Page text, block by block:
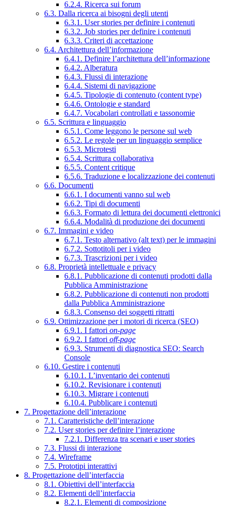
6.2.4. Ricerca sui forum
6.3. Dalla ricerca ai bisogni degli utenti
6.3.1. User stories per definire i contenuti
6.3.2. Job stories per definire i contenuti
6.3.3. Criteri di accettazione
6.4. Architettura dell’informazione
6.4.1. Definire l’architettura dell’informazione
6.4.2. Alberatura
6.4.3. Flussi di interazione
6.4.4. Sistemi di navigazione
6.4.5. Tipologie di contenuto (content type)
6.4.6. Ontologie e standard
6.4.7. Vocabolari controllati e tassonomie
6.5. Scrittura e linguaggio
6.5.1. Come leggono le persone sul web
6.5.2. Le regole per un linguaggio semplice
6.5.3. Microtesti
6.5.4. Scrittura collaborativa
6.5.5. Content critique
6.5.6. Traduzione e localizzazione dei contenuti
6.6. Documenti
6.6.1. I documenti vanno sul web
6.6.2. Tipi di documenti
6.6.3. Formato di lettura dei documenti elettronici
6.6.4. Modalità di produzione dei documenti
6.7. Immagini e video
6.7.1. Testo alternativo (alt text) per le immagini
6.7.2. Sottotitoli per i video
6.7.3. Trascrizioni per i video
6.8. Proprietà intellettuale e privacy
6.8.1. Pubblicazione di contenuti prodotti dalla
Pubblica Amministrazione
6.8.2. Pubblicazione di contenuti non prodotti
dalla Pubblica Amministrazione
6.8.3. Consenso dei soggetti ritratti
6.9. Ottimizzazione per i motori di ricerca (SEO)
6.9.1. I fattori on-page
6.9.2. I fattori off-page
6.9.3. Strumenti di diagnostica SEO: Search
Console
6.10. Gestire i contenuti
6.10.1. L’inventario dei contenuti
6.10.2. Revisionare i contenuti
6.10.3. Migrare i contenuti
6.10.4. Pubblicare i contenuti
7. Progettazione dell’interazione
7.1. Caratteristiche dell’interazione
7.2. User stories per definire l’interazione
7.2.1. Differenza tra scenari e user stories
7.3. Flussi di interazione
7.4. Wireframe
7.5. Prototipi interattivi
8. Progettazione dell’interfaccia
8.1. Obiettivi dell’interfaccia
8.2. Elementi dell’interfaccia
8.2.1. Elementi di composizione